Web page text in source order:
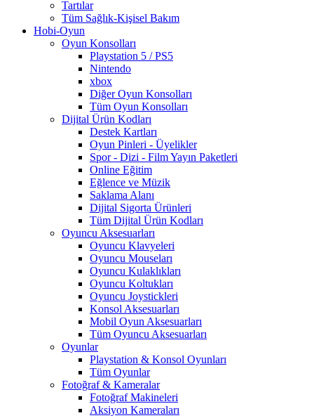
Tartılar
Tüm Sağlık-Kişisel Bakım
Hobi-Oyun
Oyun Konsolları
Playstation 5 / PS5
Nintendo
xbox
Diğer Oyun Konsolları
Tüm Oyun Konsolları
Dijital Ürün Kodları
Destek Kartları
Oyun Pinleri - Üyelikler
Spor - Dizi - Film Yayın Paketleri
Online Eğitim
Eğlence ve Müzik
Saklama Alanı
Dijital Sigorta Ürünleri
Tüm Dijital Ürün Kodları
Oyuncu Aksesuarları
Oyuncu Klavyeleri
Oyuncu Mouseları
Oyuncu Kulaklıkları
Oyuncu Koltukları
Oyuncu Joystickleri
Konsol Aksesuarları
Mobil Oyun Aksesuarları
Tüm Oyuncu Aksesuarları
Oyunlar
Playstation & Konsol Oyunları
Tüm Oyunlar
Fotoğraf & Kameralar
Fotoğraf Makineleri
Aksiyon Kameraları